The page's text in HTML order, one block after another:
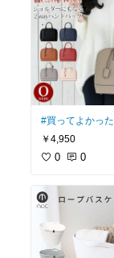
#買ってよかった
￥4,950
0 0